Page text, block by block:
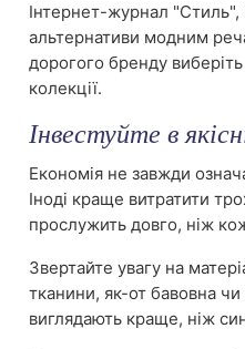
Інтернет-журнал "Стиль",
альтернативи модним
дорогого бренду виберіть
колекції.
Інвестуйте в
Економія не завжди
Іноді краще витратити
прослужить довго, ніж
Звертайте увагу на
тканини, як-от бавовна
виглядають краще, ніж